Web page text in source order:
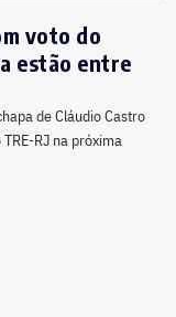
voto do
estão entre
de Cláudio Castro
RJ na próxima